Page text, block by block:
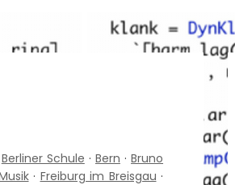
Berliner Schule · Bern ·Bruno
· Freiburg im Breisgau ·